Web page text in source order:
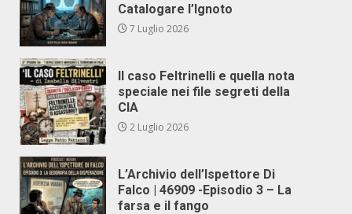
Catalogare l’Ignoto
7 Luglio 2026
Il caso Feltrinelli e quella nota
speciale nei file segreti della
CIA
2 Luglio 2026
L’Archivio dell’Ispettore Di
Falco | 46909 -Episodio 3 – La
farsa e il fango